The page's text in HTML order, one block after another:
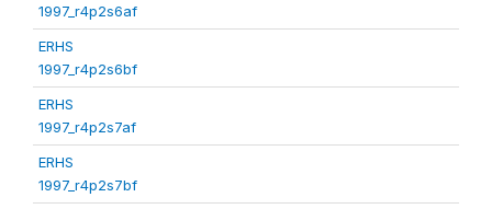
1997_r4p2s6af
ERHS
1997_r4p2s6bf
ERHS
1997_r4p2s7af
ERHS
1997_r4p2s7bf